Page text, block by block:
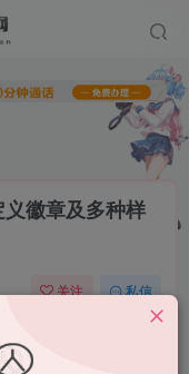
徽章及多种样
关注 私信